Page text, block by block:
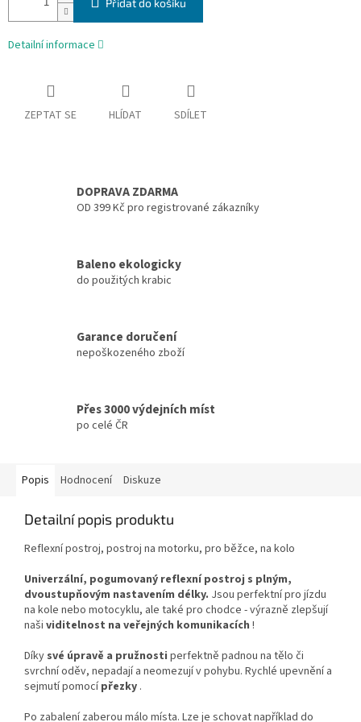
Přidat do košíku
Detailní informace
ZEPTAT SE HLÍDAT SDÍLET
DOPRAVA ZDARMA
OD 399 Kč pro registrované zákazníky
Baleno ekologicky
do použitých krabic
Garance doručení
nepoškozeného zboží
Přes 3000 výdejních míst
po celé ČR
Popis Hodnocení Diskuze
Detailní popis produktu
Reflexní postroj, postroj na motorku, pro běžce, na kolo
Univerzální, pogumovaný reflexní postroj s plným,
dvoustupňovým nastavením délky. Jsou perfektní pro jízdu
na kole nebo motocyklu, ale také pro chodce - výrazně zlepšují
naši viditelnost na veřejných komunikacích !
Díky své úpravě a pružnosti perfektně padnou na tělo či
svrchní oděv, nepadají a neomezují v pohybu. Rychlé upevnění a
sejmutí pomocípřezky .
Po zabalení zaberou málo místa. Lze je schovat například do